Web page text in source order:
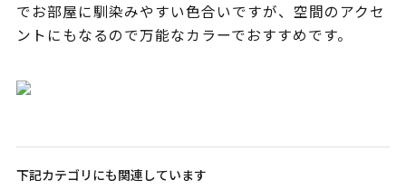
でお部屋に馴染みやすい色合いですが、空間のアクセ
ントにもなるので万能なカラーでおすすめです。
下記カテゴリにも関連しています